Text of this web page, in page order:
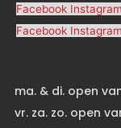
Facebook Instagram
Facebook Instagram
ma. & di. open
vr. za. zo. open